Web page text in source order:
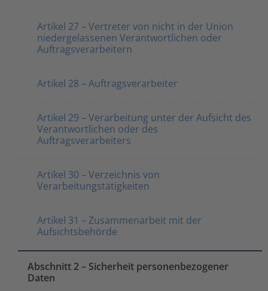
Artikel 27 – Vertreter von nicht in der Union
niedergelassenen Verantwortlichen oder
Auftragsverarbeitern
Artikel 28 – Auftragsverarbeiter
Artikel 29 – Verarbeitung unter der Aufsicht des
Verantwortlichen oder des
Auftragsverarbeiters
Artikel 30 – Verzeichnis von
Verarbeitungstätigkeiten
Artikel 31 – Zusammenarbeit mit der
Aufsichtsbehörde
Abschnitt 2 – Sicherheit personenbezogener
Daten